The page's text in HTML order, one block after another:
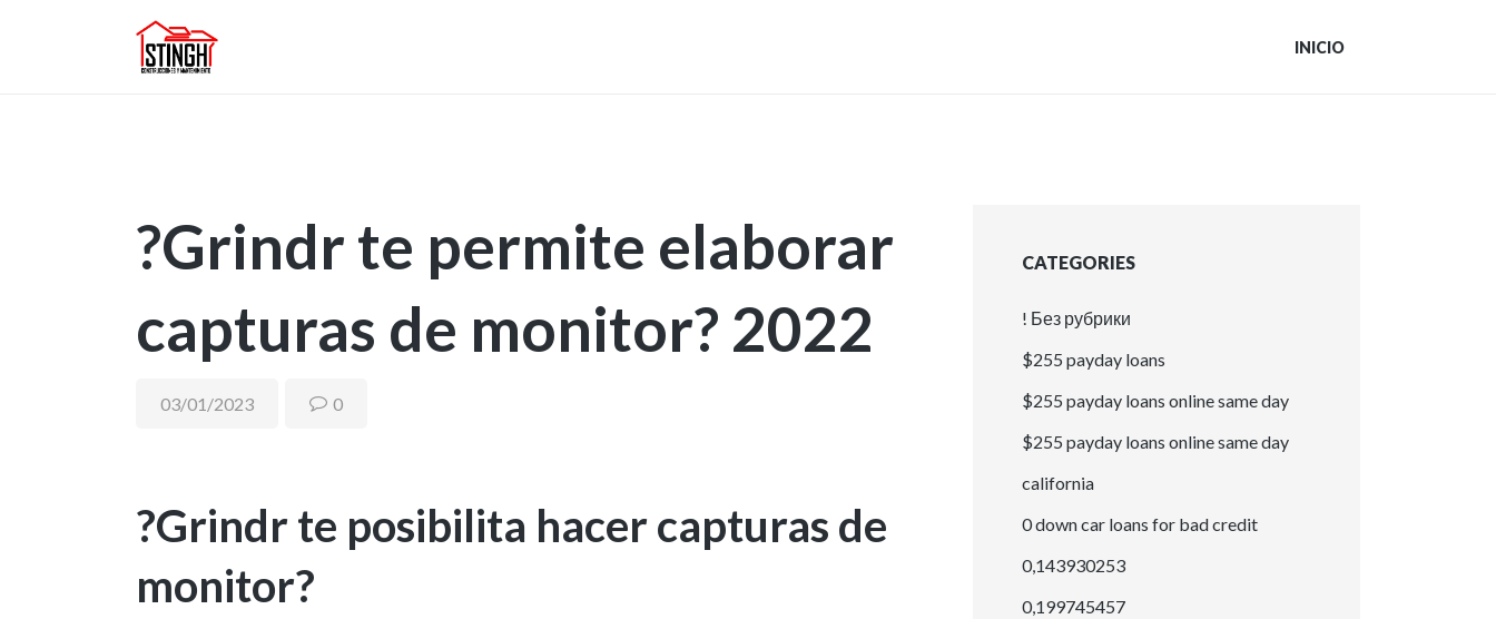
INICIO
?Grindr te permite elaborar
capturas de monitor? 2022
03/01/2023 0
?Grindr te posibilita hacer capturas de
monitor?
CATEGORIES
! Без рубрики
$255 payday loans
$255 payday loans online same day
$255 payday loans online same day
california
0 down car loans for bad credit
0,143930253
0,199745457